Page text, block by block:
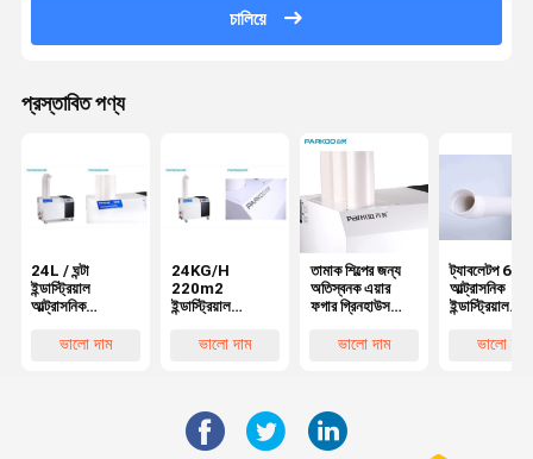
চালিয়ে
প্রস্তাবিত পণ্য
24L / ঘন্টা
ইন্ডাস্ট্রিয়াল
আল্ট্রাসনিক
আল্ট্রাসনিক মিস্ট
ভালো দাম
24KG/H
220m2
ইন্ডাস্ট্রিয়াল
হিউমিডিফায়ার
ভালো দাম
তামাক শিল্পের জন্য
অতিস্বনক এয়ার
ফগার গ্রিনহাউস
ভালো দাম
ট্যাবলেটপ 6L/
আল্ট্রাসনিক
ইন্ডাস্ট্রিয়াল
আল্ট্রাসনিক মিস্ট
ভালো দাম